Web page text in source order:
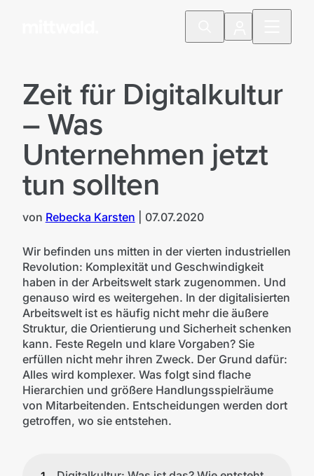
Zeit für Digitalkultur
– Was
Unternehmen jetzt
tun sollten
von Rebecka Karsten 07.07.2020
Wir befinden uns mitten in der vierten industriellen
Revolution: Komplexität und Geschwindigkeit
haben in der Arbeitswelt stark zugenommen. Und
genauso wird es weitergehen. In der digitalisierten
Arbeitswelt ist es häufig nicht mehr die äußere
Struktur, die Orientierung und Sicherheit schenken
kann. Feste Regeln und klare Vorgaben? Sie
erfüllen nicht mehr ihren Zweck. Der Grund dafür:
Alles wird komplexer. Was folgt sind flache
Hierarchien und größere Handlungsspielräume
von Mitarbeitenden. Entscheidungen werden dort
getroffen, wo sie entstehen.